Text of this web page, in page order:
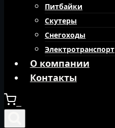
Питбайки
Скутеры
Снегоходы
Электротранспорт
О компании
Контакты